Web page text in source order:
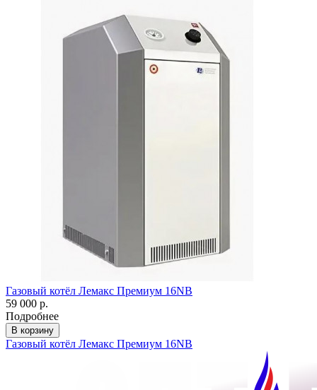
Газовый котёл Лемакс Премиум 16NВ
59 000 р.
Подробнее
В корзину
Газовый котёл Лемакс Премиум 16NВ